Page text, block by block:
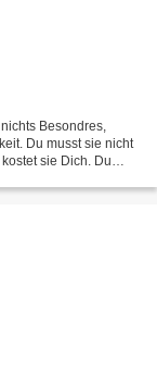
Besondres,
Du musst sie nicht
sie Dich. Du